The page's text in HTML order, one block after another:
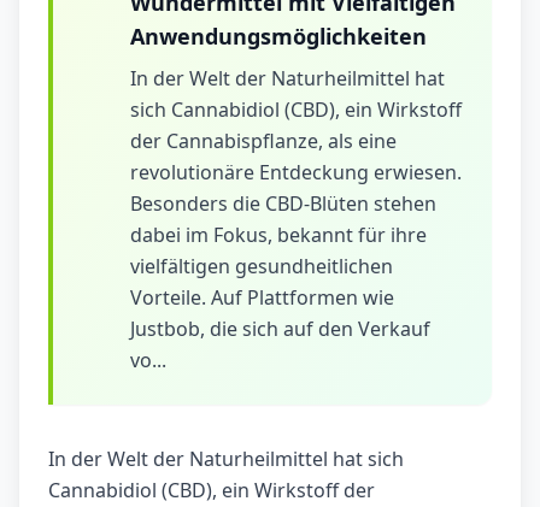
Anwendungsmöglichkeiten
In der Welt der Naturheilmittel hat
sich Cannabidiol (CBD), ein Wirkstoff
der Cannabispflanze, als eine
revolutionäre Entdeckung erwiesen.
Besonders die CBD-Blüten stehen
dabei im Fokus, bekannt für ihre
vielfältigen gesundheitlichen
Vorteile. Auf Plattformen wie
Justbob, die sich auf den Verkauf
vo...
In der Welt der Naturheilmittel hat sich
Cannabidiol (CBD), ein Wirkstoff der